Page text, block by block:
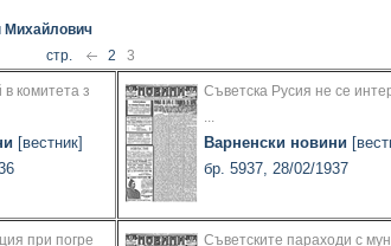
Михайлович
стр. 2 3
комитета з
[вестник]
Съветска Русия не се
...
Варненски новини
бр. 5937, 28/02/1937
при погре
Съветските параходи с